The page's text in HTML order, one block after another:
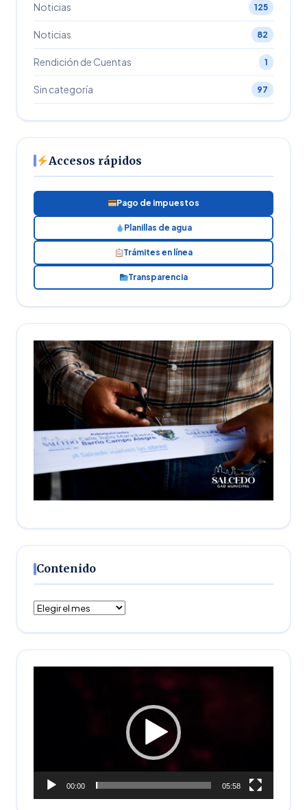
Noticias 125
Noticias 82
Rendición de Cuentas 1
Sin categoría 97
Accesos rápidos
Pago de impuestos
Planillas de agua
Trámites en línea
Transparencia
Contenido
Contenido
00:00 05:58